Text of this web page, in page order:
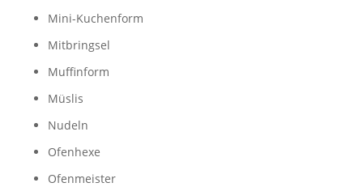
Mini-Kuchenform
Mitbringsel
Muffinform
Müslis
Nudeln
Ofenhexe
Ofenmeister